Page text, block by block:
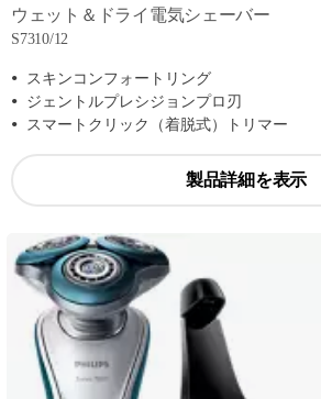
ウェット＆ドライ電気シェーバー
S7310/12
スキンコンフォートリング
ジェントルプレシジョンプロ刃
スマートクリック（着脱式）トリマー
製品詳細を表示